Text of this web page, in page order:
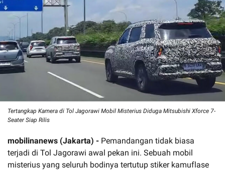
Tertangkap Kamera di Tol Jagorawi Mobil Misterius Diduga Mitsubishi Xforce 7-
Seater Siap Rilis
mobilinanews (Jakarta) - Pemandangan tidak biasa
terjadi di Tol Jagorawi awal pekan ini. Sebuah mobil
misterius yang seluruh bodinya tertutup stiker kamuflase